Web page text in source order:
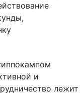
и
лежит